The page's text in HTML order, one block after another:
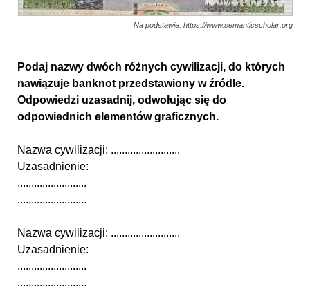
Na podstawie: https://www.semanticscholar.org
Podaj nazwy dwóch różnych cywilizacji, do których
nawiązuje banknot przedstawiony w źródle.
Odpowiedzi uzasadnij, odwołując się do
odpowiednich elementów graficznych.
Nazwa cywilizacji: .........................
Uzasadnienie:
.........................
.........................
Nazwa cywilizacji: .........................
Uzasadnienie:
.........................
.........................